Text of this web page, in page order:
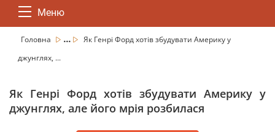
Меню
Головна ...
Як Генрі Форд хотів збудувати Америку у
джунглях, ...
Як Генрі Форд хотів збудувати Америку у
джунглях, але його мрія розбилася